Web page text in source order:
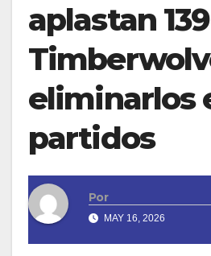
aplastan
eliminarlos
partidos
Por
MAY 16, 2026